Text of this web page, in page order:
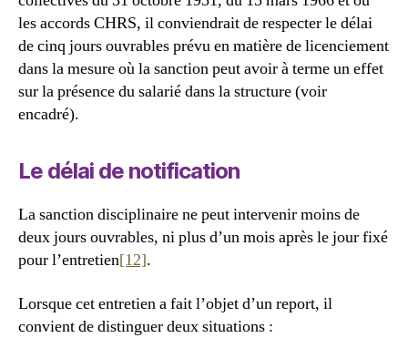
les accords CHRS, il conviendrait de respecter le délai
de cinq jours ouvrables prévu en matière de licenciement
dans la mesure où la sanction peut avoir à terme un effet
sur la présence du salarié dans la structure (voir
encadré).
Le délai de notification
La sanction disciplinaire ne peut intervenir moins de
deux jours ouvrables, ni plus d’un mois après le jour fixé
pour l’entretien[12].
Lorsque cet entretien a fait l’objet d’un report, il
convient de distinguer deux situations :